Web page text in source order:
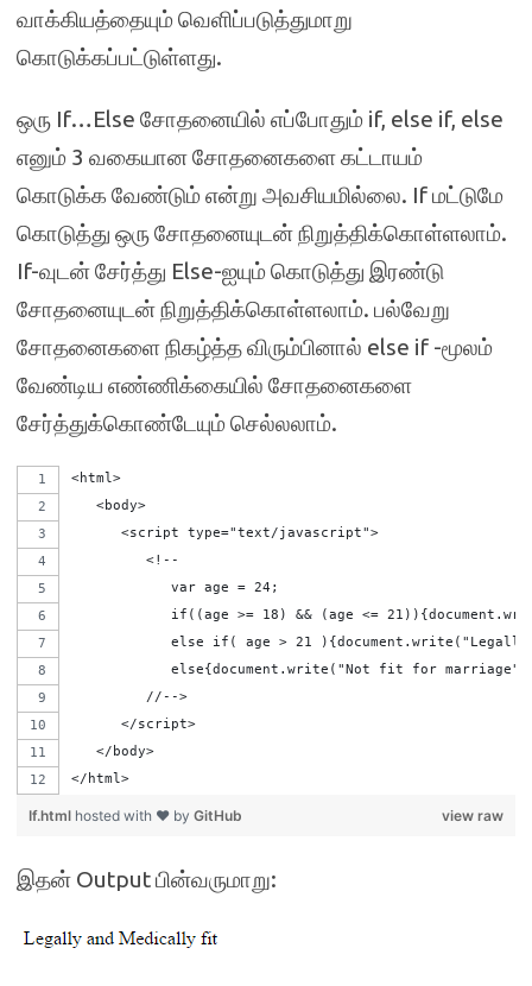
வாக்கியத்தையும் வெளிப்படுத்துமாறு
கொடுக்கப்பட்டுள்ளது.
ஒரு If…Else சோதனையில் எப்போதும் if, else if, else
எனும் 3 வகையான சோதனைகளை கட்டாயம்
கொடுக்க வேண்டும் என்று அவசியமில்லை. If மட்டுமே
கொடுத்து ஒரு சோதனையுடன் நிறுத்திக்கொள்ளலாம்.
If-வுடன் சேர்த்து Else-ஐயும் கொடுத்து இரண்டு
சோதனையுடன் நிறுத்திக்கொள்ளலாம். பல்வேறு
சோதனைகளை நிகழ்த்த விரும்பினால் else if -மூலம்
வேண்டிய எண்ணிக்கையில் சோதனைகளை
சேர்த்துக்கொண்டேயும் செல்லலாம்.
<html>
   <body>
      <script type="text/javascript">
         <!--
            var age = 24;
if((age >= 18) && (age <=
else if( age > 21
else{document.write("Not fit for
         //-->
      </script>
   </body>
</html>
view raw
If.html hosted with ❤ by GitHub
இதன் Output பின்வருமாறு: